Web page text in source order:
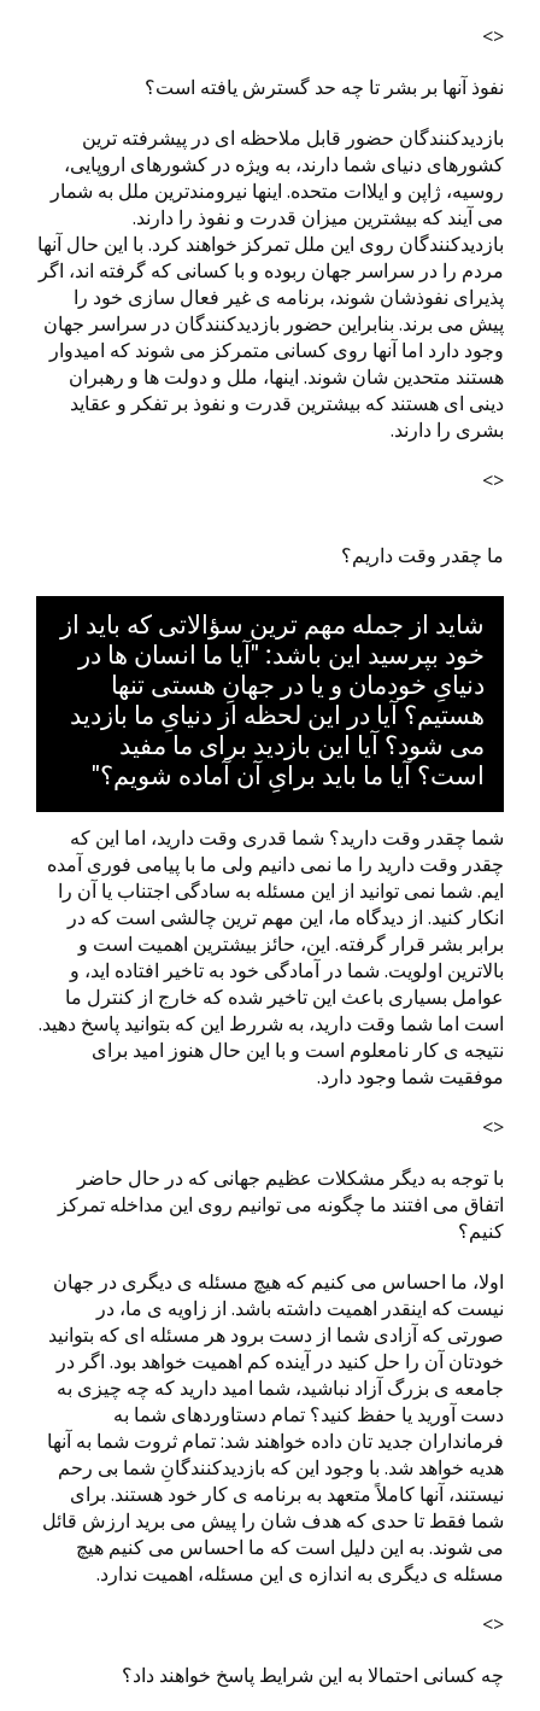
<>
نفوذ آنها بر بشر تا چه حد گسترش یافته است؟
بازدیدکنندگان حضور قابل ملاحظه ای در پیشرفته ترین
کشورهای دنیای شما دارند، به ویژه در کشورهای اروپایی،
روسیه، ژاپن و ایلاات متحده. اینها نیرومندترین ملل به شمار
می آیند که بیشترین میزان قدرت و نفوذ را دارند.
بازدیدکنندگان روی این ملل تمرکز خواهند کرد. با این حال آنها
مردم را در سراسر جهان ربوده و با کسانی که گرفته اند، اگر
پذیرای نفوذشان شوند، برنامه ی غیر فعال سازی خود را
پیش می برند. بنابراین حضور بازدیدکنندگان در سراسر جهان
وجود دارد اما آنها روی کسانی متمرکز می شوند که امیدوار
هستند متحدین شان شوند. اینها، ملل و دولت ها و رهبران
دینی ای هستند که بیشترین قدرت و نفوذ بر تفکر و عقاید
بشری را دارند.
<>
ما چقدر وقت داریم؟
شاید از جمله مهم ترین سؤالاتی که باید از
خود بپرسید این باشد: "آیا ما انسان ها در
دنیایِ خودمان و یا در جهانِ هستی تنها
هستیم؟ آیا در این لحظه از دنیایِ ما بازدید
می شود؟ آیا این بازدید برای ما مفید
است؟ آیا ما باید برایِ آن آماده شویم؟"
شما چقدر وقت دارید؟ شما قدری وقت دارید، اما این که
چقدر وقت دارید را ما نمی دانیم ولی ما با پیامی فوری آمده
ایم. شما نمی توانید از این مسئله به سادگی اجتناب یا آن را
انکار کنید. از دیدگاه ما، این مهم ترین چالشی است که در
برابر بشر قرار گرفته. این، حائز بیشترین اهمیت است و
بالاترین اولویت. شما در آمادگی خود به تاخیر افتاده اید، و
عوامل بسیاری باعث این تاخیر شده که خارج از کنترل ما
است اما شما وقت دارید، به شررط این که بتوانید پاسخ دهید.
نتیجه ی کار نامعلوم است و با این حال هنوز امید برای
موفقیت شما وجود دارد.
<>
با توجه به دیگر مشکلات عظیم جهانی که در حال حاضر
اتفاق می افتند ما چگونه می توانیم روی این مداخله تمرکز
کنیم؟
اولا، ما احساس می کنیم که هیچ مسئله ی دیگری در جهان
نیست که اینقدر اهمیت داشته باشد. از زاویه ی ما، در
صورتی که آزادی شما از دست برود هر مسئله ای که بتوانید
خودتان آن را حل کنید در آینده کم اهمیت خواهد بود. اگر در
جامعه ی بزرگ آزاد نباشید، شما امید دارید که چه چیزی به
دست آورید یا حفظ کنید؟ تمام دستاوردهای شما به
فرمانداران جدید تان داده خواهند شد: تمام ثروت شما به آنها
هدیه خواهد شد. با وجود این که بازدیدکنندگانِ شما بی رحم
نیستند، آنها کاملاً متعهد به برنامه ی کار خود هستند. برای
شما فقط تا حدی که هدف شان را پیش می برید ارزش قائل
می شوند. به این دلیل است که ما احساس می کنیم هیچ
مسئله ی دیگری به اندازه ی این مسئله، اهمیت ندارد.
<>
چه کسانی احتمالا به این شرایط پاسخ خواهند داد؟